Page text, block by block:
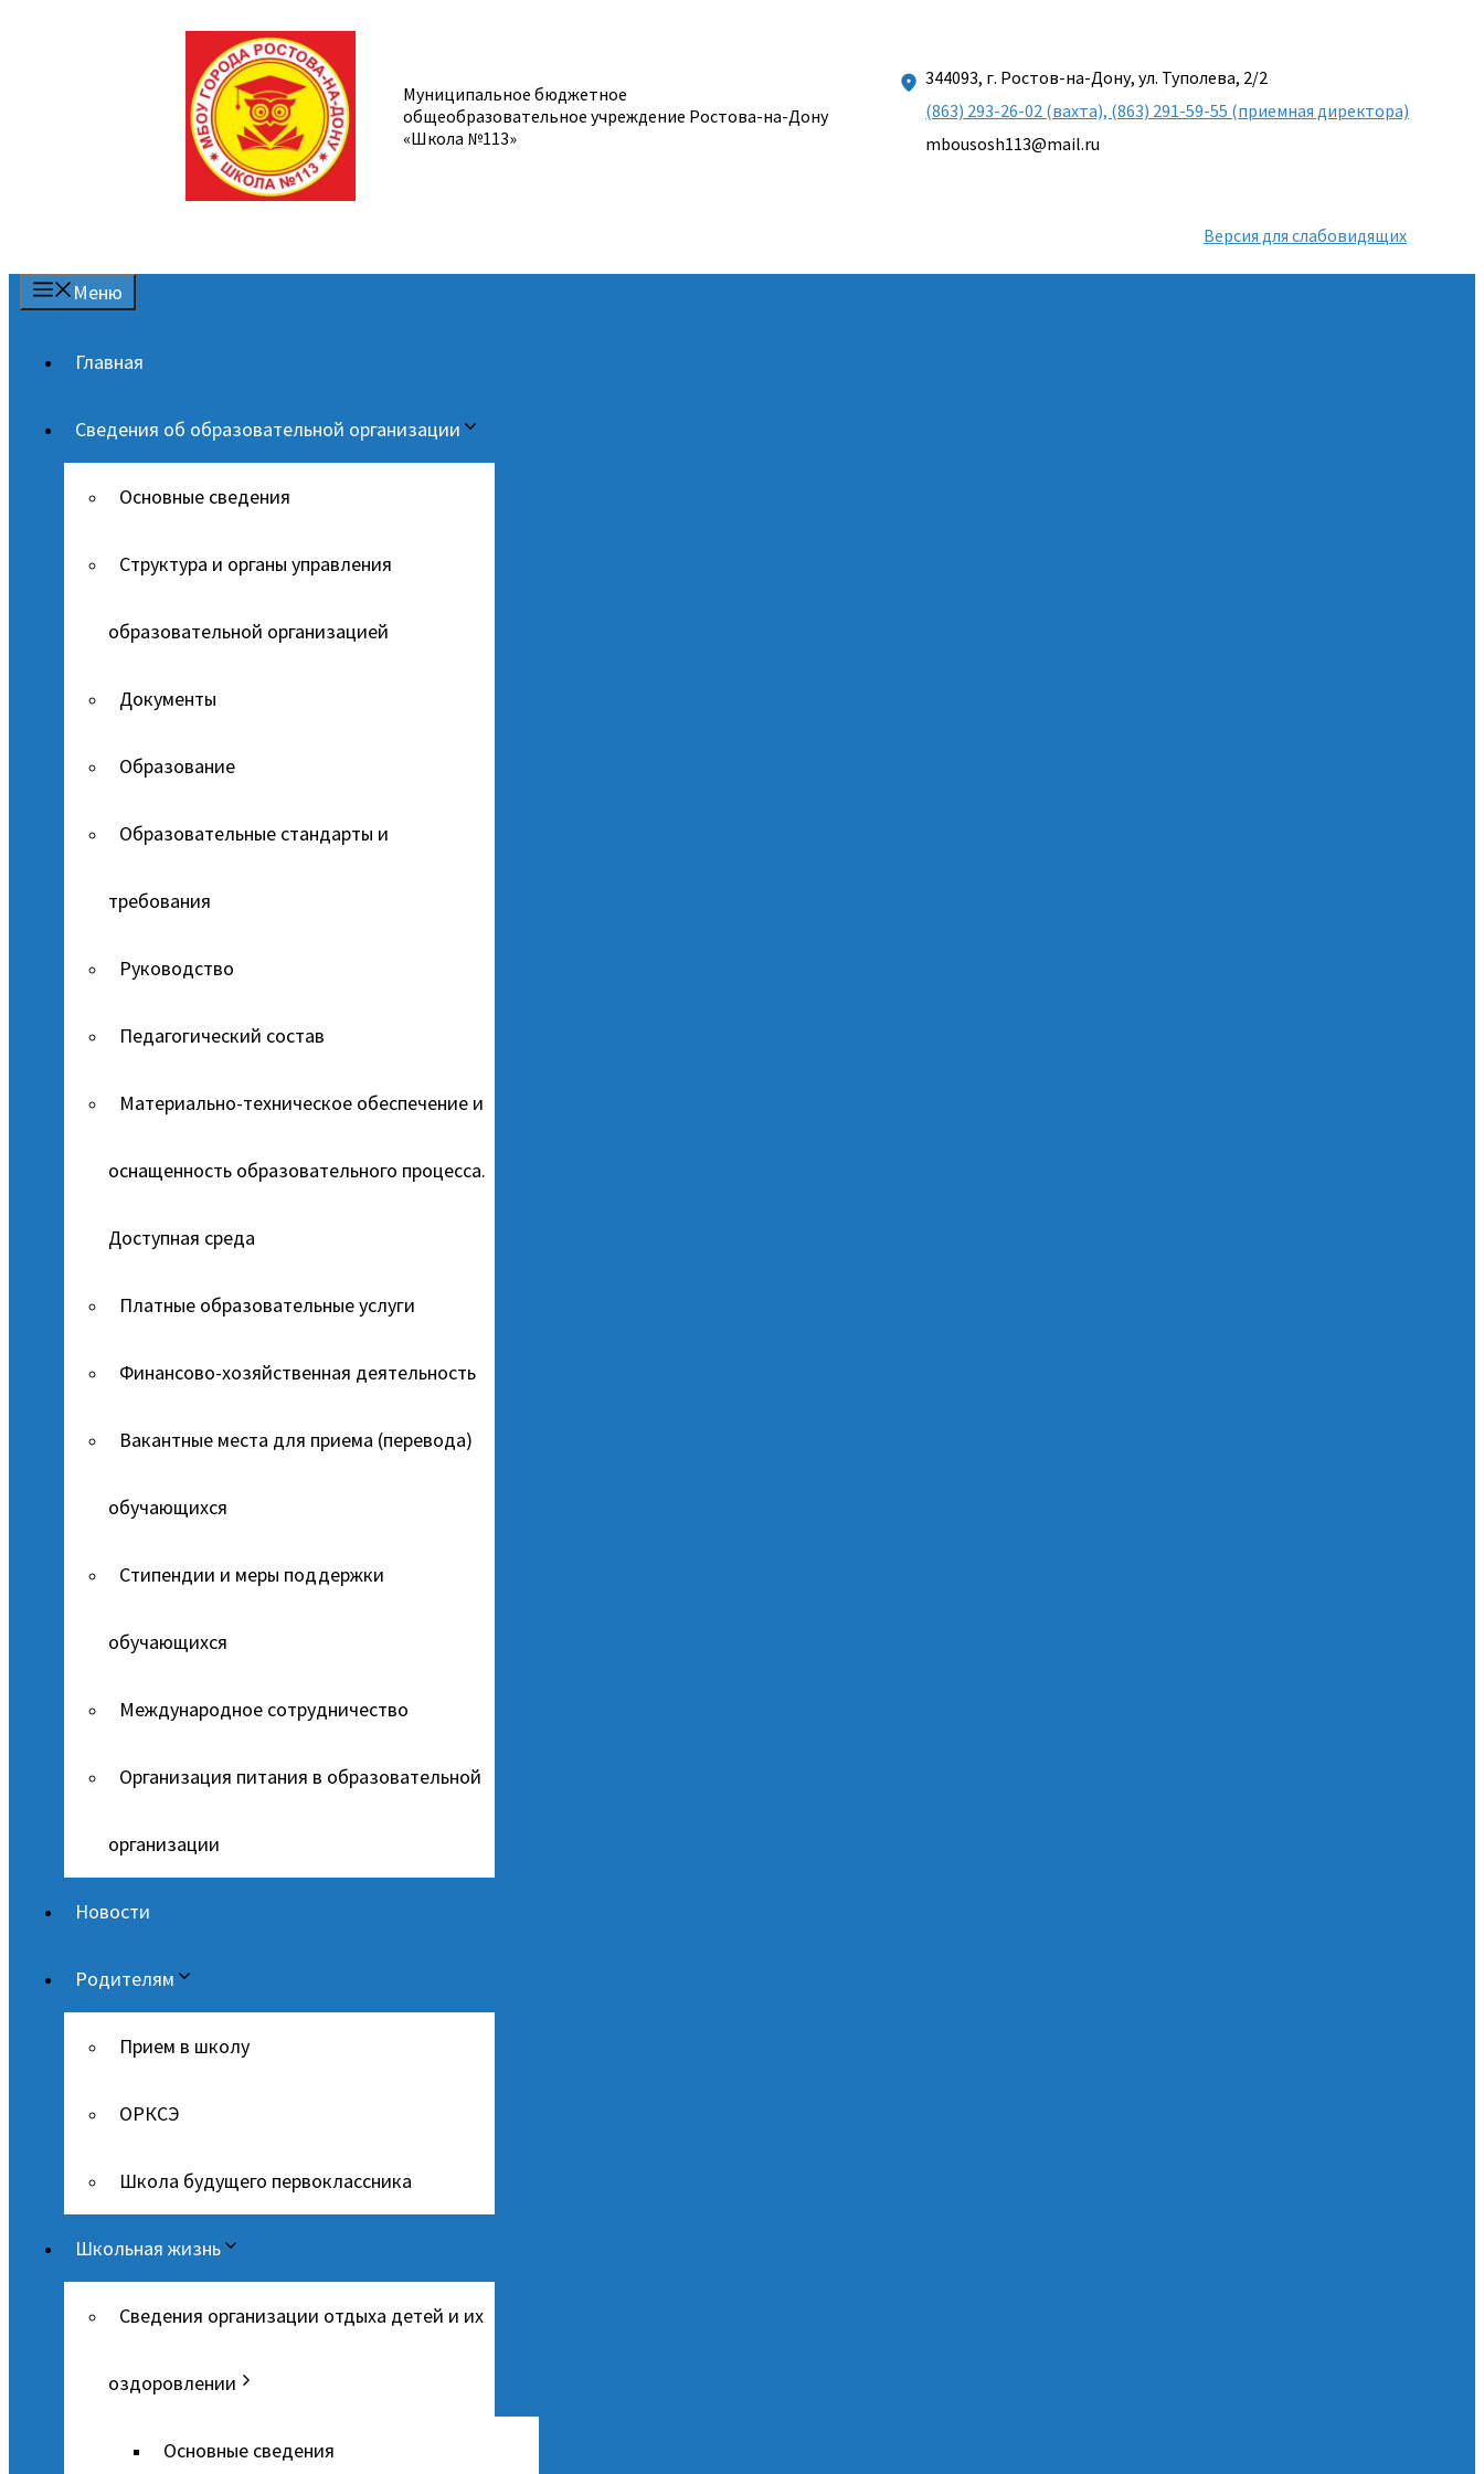
Муниципальное бюджетное
общеобразовательное учреждение Ростова-на-Дону
«Школа №113»
344093, г. Ростов-на-Дону, ул. Туполева, 2/2
(863) 293-26-02 (вахта), (863) 291-59-55 (приемная директора)
mbousosh113@mail.ru
Версия для слабовидящих
Меню
Главная
Сведения об образовательной организации
Основные сведения
Структура и органы управления
образовательной организацией
Документы
Образование
Образовательные стандарты и
требования
Руководство
Педагогический состав
Материально-техническое обеспечение и
оснащенность образовательного процесса.
Доступная среда
Платные образовательные услуги
Финансово-хозяйственная деятельность
Вакантные места для приема (перевода)
обучающихся
Стипендии и меры поддержки
обучающихся
Международное сотрудничество
Организация питания в образовательной
организации
Новости
Родителям
Прием в школу
ОРКСЭ
Школа будущего первоклассника
Школьная жизнь
Сведения организации отдыха детей и их
оздоровлении
Основные сведения